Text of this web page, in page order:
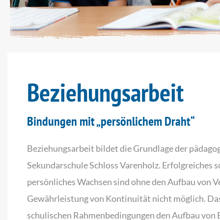
Beziehungsarbeit
Bindungen mit „persönlichem Draht“
Beziehungsarbeit bildet die Grundlage der
Sekundarschule Schloss Varenholz. Erfolgreiches
persönliches Wachsen sind ohne den Aufbau von
Gewährleistung von Kontinuität nicht möglich.
schulischen Rahmenbedingungen den Aufbau von